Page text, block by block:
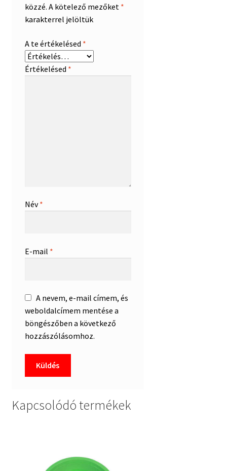
közzé. A kötelező mezőket *
karakterrel jelöltük
A te értékelésed *
Értékelésed *
Név*
E-mail *
A nevem, e-mail címem, és
weboldalcímem mentése a
böngészőben a következő
hozzászólásomhoz.
Kapcsolódó termékek